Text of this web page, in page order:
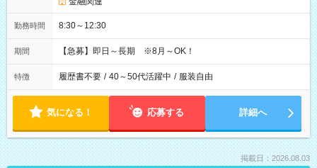
勤務時間 8:30～12:30
期間 【急募】即日～長期 ※8月～OK！
特徴 履歴書不要 / 40～50代活躍中 / 服装自由
気になる！ 応募する 詳細へ
掲載日：2026.08.03